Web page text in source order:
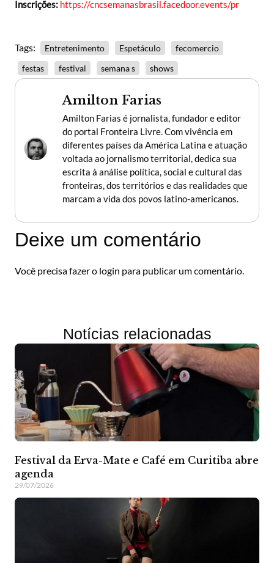
Inscrições: https://cncsemanasbrasil.facedoor.events/pr
Tags: Entretenimento Espetáculo
fecomercio
festas
festival semana s shows
Amilton Farias
Amilton Farias é jornalista, fundador e editor
do portal Fronteira Livre. Com vivência em
diferentes países da América Latina e atuação
voltada ao jornalismo territorial, dedica sua
escrita à análise política, social e cultural das
fronteiras, dos territórios e das realidades que
marcam a vida dos povos latino-americanos.
Deixe um comentário
Você precisa fazer o login para publicar um comentário.
Notícias relacionadas
Festival da Erva-Mate e Café em Curitiba abre
agenda
29/07/2026